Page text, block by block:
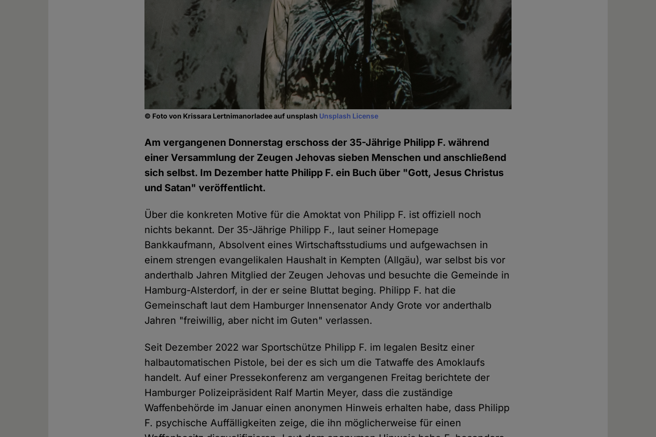
© Foto von Krissara Lertnimanorladee auf unsplash Unsplash License
Am vergangenen Donnerstag erschoss der 35-Jährige Philipp F. während
einer Versammlung der Zeugen Jehovas sieben Menschen und anschließend
sich selbst. Im Dezember hatte Philipp F. ein Buch über "Gott, Jesus Christus
und Satan" veröffentlicht.
Über die konkreten Motive für die Amoktat von Philipp F. ist offiziell noch
nichts bekannt. Der 35-Jährige Philipp F., laut seiner Homepage
Bankkaufmann, Absolvent eines Wirtschaftsstudiums und aufgewachsen in
einem strengen evangelikalen Haushalt in Kempten (Allgäu), war selbst bis vor
anderthalb Jahren Mitglied der Zeugen Jehovas und besuchte die Gemeinde in
Hamburg-Alsterdorf, in der er seine Bluttat beging. Philipp F. hat die
Gemeinschaft laut dem Hamburger Innensenator Andy Grote vor anderthalb
Jahren "freiwillig, aber nicht im Guten" verlassen.
Seit Dezember 2022 war Sportschütze Philipp F. im legalen Besitz einer
halbautomatischen Pistole, bei der es sich um die Tatwaffe des Amoklaufs
handelt. Auf einer Pressekonferenz am vergangenen Freitag berichtete der
Hamburger Polizeipräsident Ralf Martin Meyer, dass die zuständige
Waffenbehörde im Januar einen anonymen Hinweis erhalten habe, dass Philipp
F. psychische Auffälligkeiten zeige, die ihn möglicherweise für einen